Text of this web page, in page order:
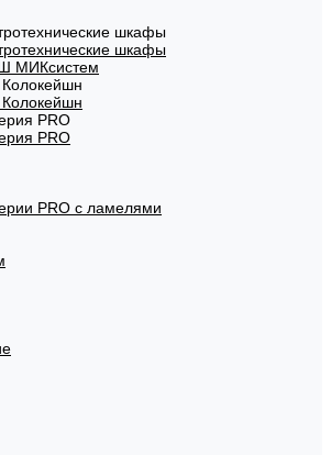
шкафы
шкафы
МИКсистем
PRO
PRO
PRO с ламелями